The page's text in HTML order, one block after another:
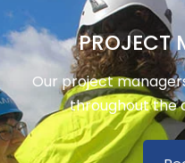
PROJECT
Our project
throughout the